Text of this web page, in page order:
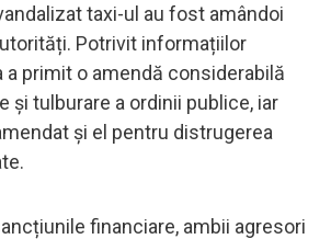
taxi-ul au fost amândoi
Potrivit informațiilor
a primit o amendă considerabilă
și tulburare a ordinii publice, iar
și el pentru distrugerea
financiare, ambii agresori